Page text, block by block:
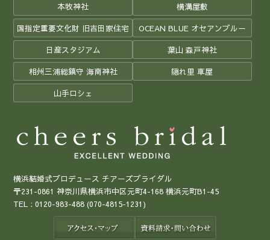
本牧神社 横溝屋敷
国指定重要文化財 旧吉田家住宅 OCEAN BLUE オセアンブルー
日産スタジアム 葉山 森戸神社
相州三浦総鎮守 海南神社 隠れ里 車屋
山手ロシェ
横浜結婚式プロデュース チアーズブライダル
〒231-0861 神奈川県横浜市中区元町4-168 横浜元町B1-45
TEL :0120-983-488 (070-4815-1231)